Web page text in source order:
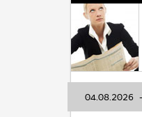
04.08.2026 -